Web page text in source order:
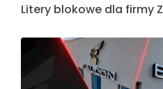
Litery blokowe dla firmy